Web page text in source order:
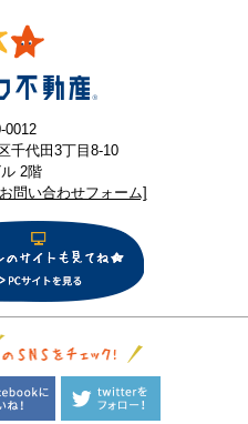
0012
千代田3丁目8-10
2階
問い合わせフォーム]